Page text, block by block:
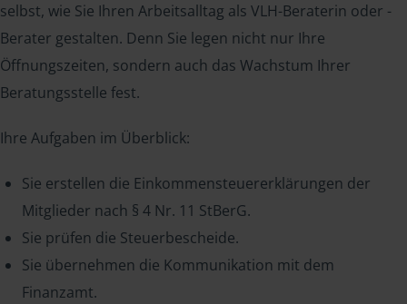
selbst, wie Sie Ihren Arbeitsalltag als VLH-Beraterin oder -
Berater gestalten. Denn Sie legen nicht nur Ihre
Öffnungszeiten, sondern auch das Wachstum Ihrer
Beratungsstelle fest.
Ihre Aufgaben im Überblick:
Sie erstellen die Einkommensteuererklärungen der
Mitglieder nach § 4 Nr. 11 StBerG.
Sie prüfen die Steuerbescheide.
Sie übernehmen die Kommunikation mit dem
Finanzamt.